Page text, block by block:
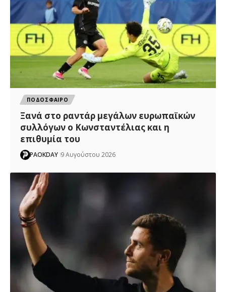
ΠΟΔΟΣΦΑΙΡΟ
Ξανά στο ραντάρ μεγάλων ευρωπαϊκών
συλλόγων ο Κωνσταντέλιας και η
επιθυμία του
PAOKDAY 9 Αυγούστου 2026